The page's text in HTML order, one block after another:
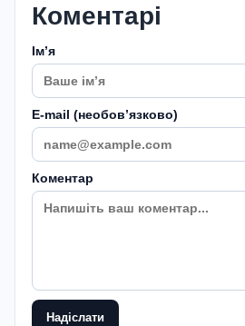
Коментарі
Імʼя
E-mail (необовʼязково)
Коментар
Надіслати